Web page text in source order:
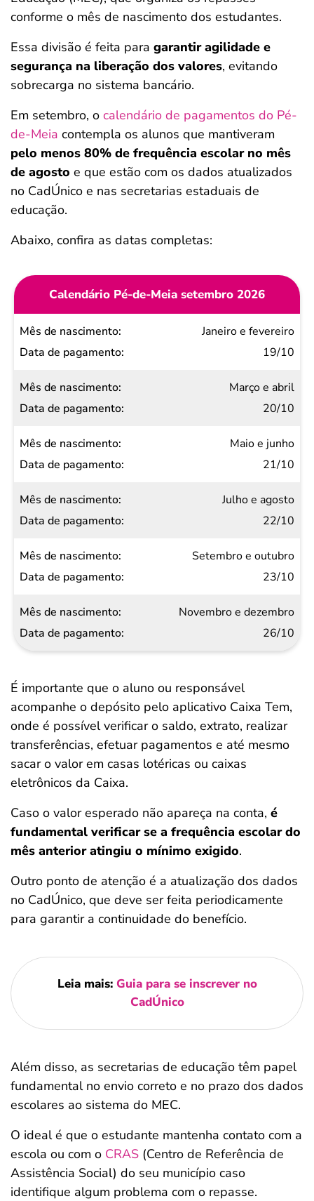
conforme o mês de nascimento dos estudantes.
Essa divisão é feita para garantir agilidade e
segurança na liberação dos valores, evitando
sobrecarga no sistema bancário.
Em setembro, o calendário de pagamentos do Pé-
de-Meia contempla os alunos que mantiveram
pelo menos 80% de frequência escolar no mês
de agosto e que estão com os dados atualizados
no CadÚnico e nas secretarias estaduais de
educação.
Abaixo, confira as datas completas:
Calendário Pé-de-Meia setembro 2026
Mês de
nascimento
pagamento
Janeiro e fevereiro
19/10
Março e abril
20/10
Maio e junho
21/10
Julho e agosto
22/10
Setembro e outubro
23/10
Novembro e dezembro
26/10
É importante que o aluno ou responsável
acompanhe o depósito pelo aplicativo Caixa Tem,
onde é possível verificar o saldo, extrato, realizar
transferências, efetuar pagamentos e até mesmo
sacar o valor em casas lotéricas ou caixas
eletrônicos da Caixa.
Caso o valor esperado não apareça na conta, é
fundamental verificar se a frequência escolar do
mês anterior atingiu o mínimo exigido.
Outro ponto de atenção é a atualização dos dados
no CadÚnico, que deve ser feita periodicamente
para garantir a continuidade do benefício.
Leia mais: Guia para se inscrever no
CadÚnico
Além disso, as secretarias de educação têm papel
fundamental no envio correto e no prazo dos dados
escolares ao sistema do MEC.
O ideal é que o estudante mantenha contato com a
escola ou com o CRAS (Centro de Referência de
Assistência Social) do seu município caso
identifique algum problema com o repasse.